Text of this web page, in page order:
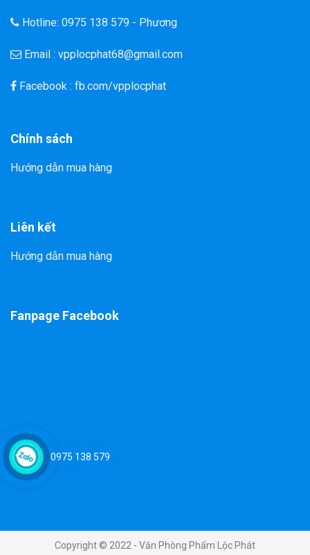
Hotline: 0975 138 579 - Phương
Email : vpplocphat68@gmail.com
Facebook : fb.com/vpplocphat
Chính sách
Hướng dẫn mua hàng
Liên kết
Hướng dẫn mua hàng
Fanpage Facebook
Copyright © 2022 - Văn Phòng Phẩm Lộc Phát
0975 138 579